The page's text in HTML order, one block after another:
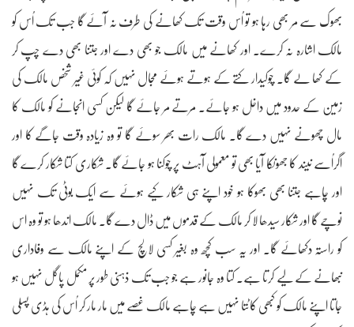
بھوک سے مر بھی رہا ہو تو اُس وقت تک کھانے کی طرف نہ آئے گا جب تک اُس کو
مالک اشارہ نہ کرے۔ اور کھانے میں مالک جو بھی دے اور جتنا بھی دے چپ کر
کے کھا لے گا۔ چوکیدار کتے کے ہوتے ہوئے مجال نہیں کہ کوئی غیر شخص مالک کی
زمین کے حدود میں داخل ہو جائے۔ مرتے مر جائے گا لیکن کسی انجانے کو مالک کا
مال چھونے نہیں دے گا۔ مالک رات بھر سوئے گا تو وہ زیادہ وقت جاگے کا اور
اگراُسے نیند کا جھونکا آیا بھی تو معمولی آہٹ پر چوکنا ہو جائے گا۔ شکاری کتا شکار کرے گا
اور چاہے جتنا بھی بھوکا ہو خود اپنے ہی شکار کیے ہوئے سے ایک بوٹی تک نہیں
نوچے گا اور شکار سیدھا لا کر مالک کے قدموں میں ڈال دے گا۔ مالک اندھا ہو تو وہ اس
کو راستہ دکھائے گا۔ اور یہ سب کچھ وہ بغیر کسی لالچ کے اپنے مالک سے وفاداری
نبھانے کے لیے کرتا ہے۔ کتا وہ جانور ہے جو جب تک ذہنی طور پر مکمل پاگل نہیں ہو
جاتا اپنے مالک کو کبھی کاٹتا نہیں ہے چاہے مالک غصے میں مار مار کر اُس کی ہڈی پسلی